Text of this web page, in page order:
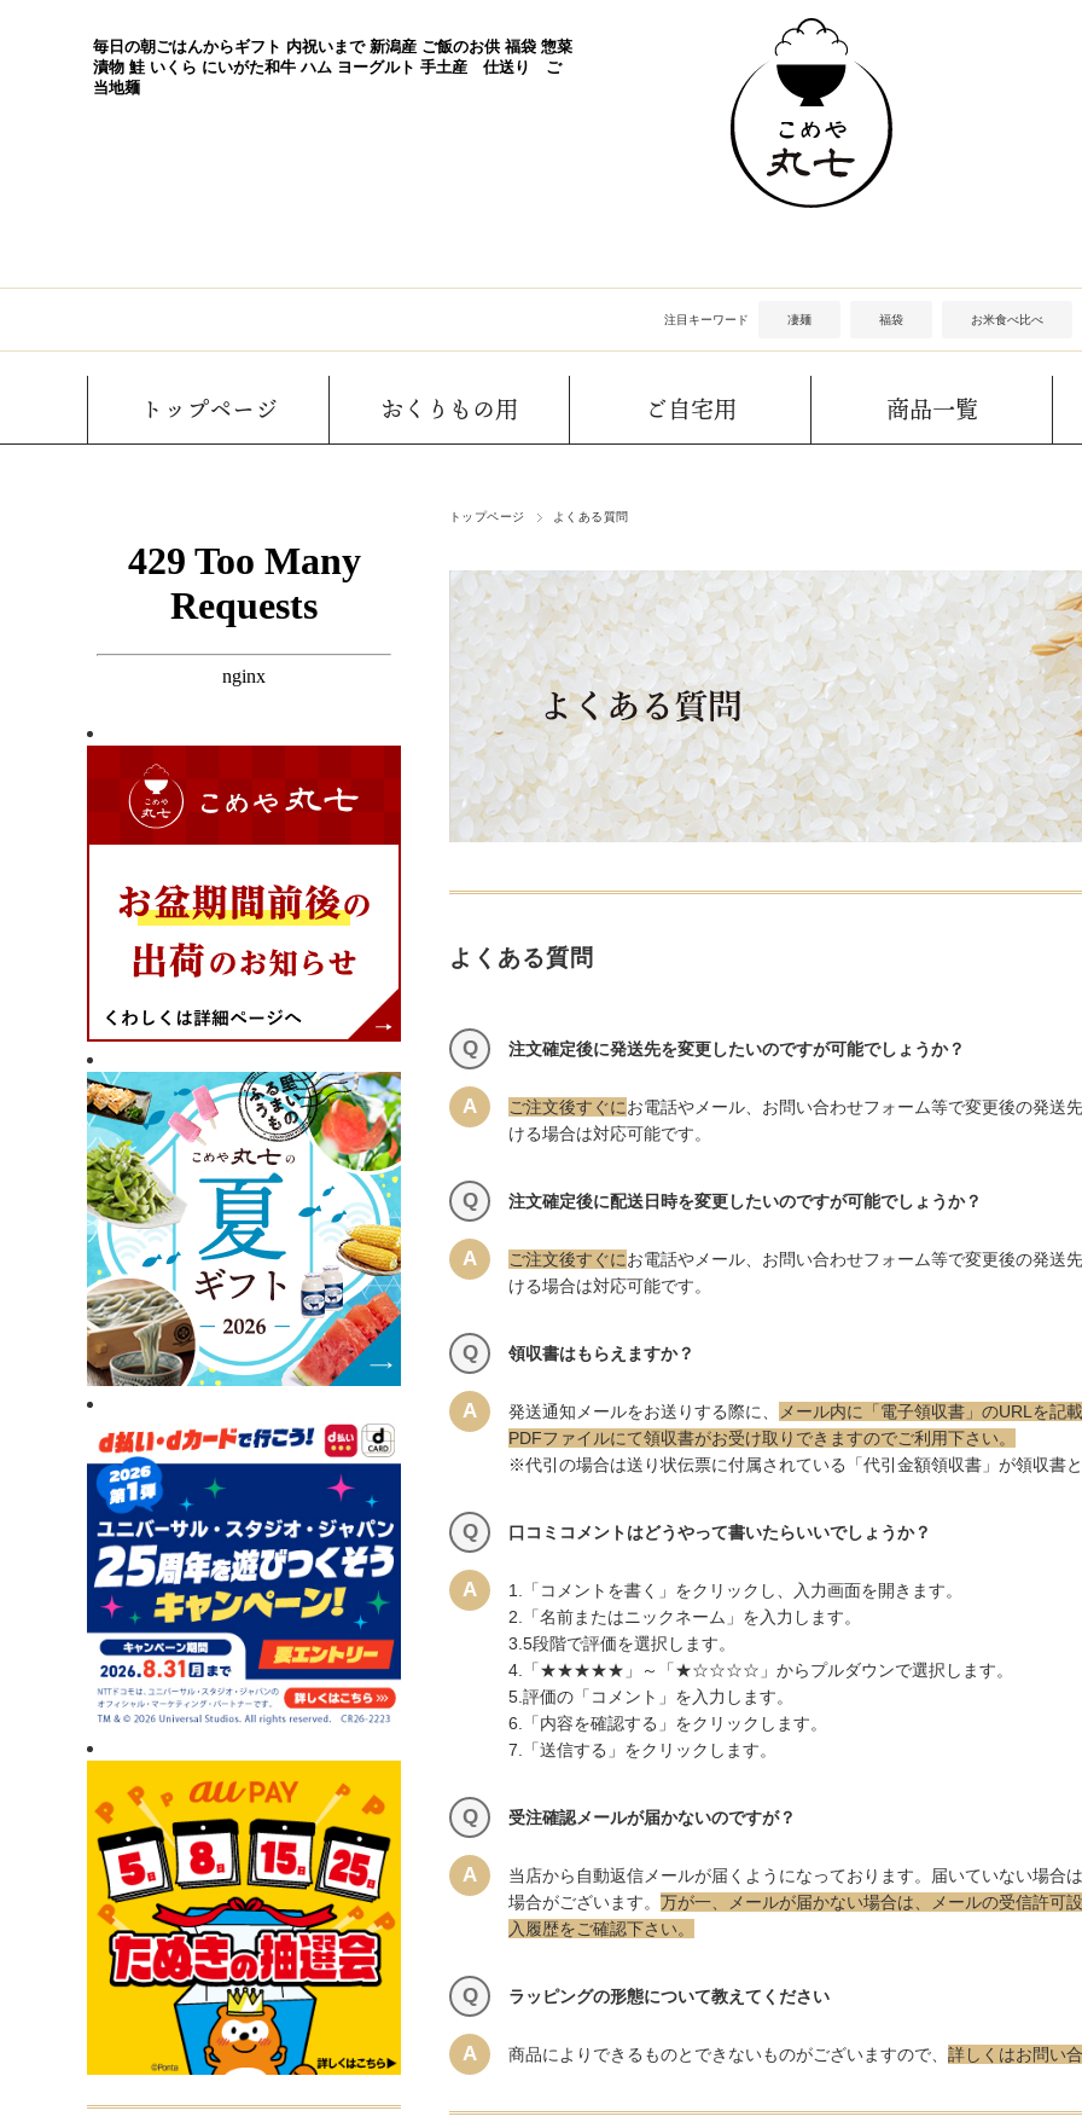
毎日の朝ごはんからギフト 内祝いまで 新潟産 ご飯のお供 福袋 惣菜
漬物 鮭 いくら にいがた和牛 ハム ヨーグルト 手土産 仕送り ご
当地麺
注目キーワード 凄麺 福袋 お米食べ比べ
トップページ おくりもの用 ご自宅用 商品一覧
トップページ よくある質問
よくある質問
Q 注文確定後に発送先を変更したいのですが可能でしょうか？
A ご注文後すぐにお電話やメール、お問い合わせフォーム等で変更後の発送
ける場合は対応可能です。
Q 注文確定後に配送日時を変更したいのですが可能でしょうか？
A ご注文後すぐにお電話やメール、お問い合わせフォーム等で変更後の発送
ける場合は対応可能です。
Q 領収書はもらえますか？
A 発送通知メールをお送りする際に、
メール内に「電子領収書」のURLを記
PDFファイルにて領収書がお受け取りできますのでご利用下さい。
※代引の場合は送り状伝票に付属されている「代引金額領収書」が領収書
Q 口コミコメントはどうやって書いたらいいでしょうか？
A 1.
「コメントを書く」をクリックし、入力画面を開きます。
2.
「名前またはニックネーム」を入力します。
3. 5段階で評価を選択します。
4.
「★★★★★」～「★☆☆☆☆」からプルダウンで選択します。
5. 評価の「コメント」を入力します。
6.
「内容を確認する」をクリックします。
7.
「送信する」をクリックします。
Q 受注確認メールが届かないのですが？
A
当店から自動返信メールが届くようになっております。届いていない場合
場合がございます。 万が一、メールが届かない場合は、メールの受信許可
入履歴をご確認下さい。
Q ラッピングの形態について教えてください
A 商品によりできるものとできないものがございますので、 詳しくはお問い